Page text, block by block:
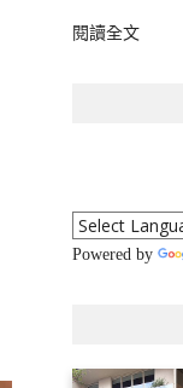
閱讀全文
Powered by